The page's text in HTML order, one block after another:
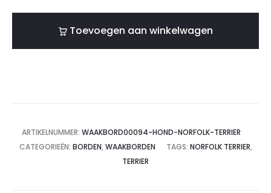
Toevoegen aan winkelwagen
ARTIKELNUMMER: WAAKBORD00094-HOND-NORFOLK-TERRIER
CATEGORIEËN: BORDEN, WAAKBORDEN TAGS: NORFOLK TERRIER,
TERRIER